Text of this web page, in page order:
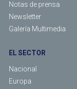
Notas de prensa
Newsletter
Galería Multimedia
EL SECTOR
Nacional
Europa